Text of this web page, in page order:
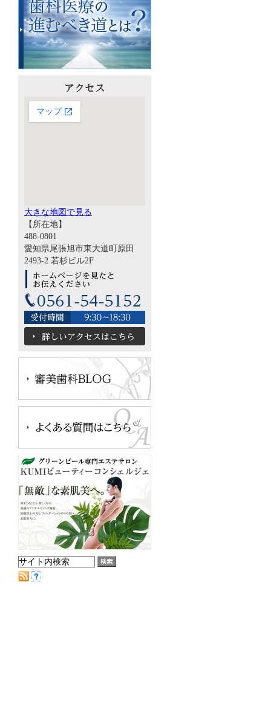
大きな地図で見る
【所在地】
488-0801
愛知県尾張旭市東大道町原田
2493-2 若杉ビル2F